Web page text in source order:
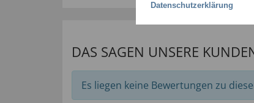
DAS SAGEN UNSERE
Es liegen keine Bewertungen zu
Datenschutzerklärung